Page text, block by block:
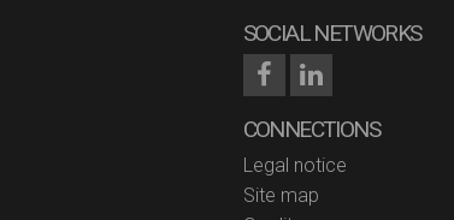
SOCIAL NETWORKS
CONNECTIONS
Legal notice
Site map